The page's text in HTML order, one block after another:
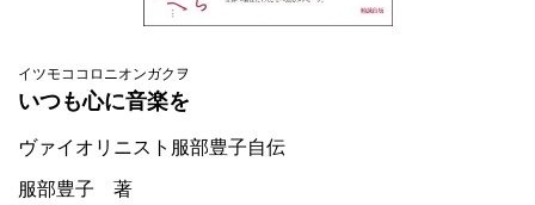
イツモココロニオンガクヲ
いつも心に音楽を
ヴァイオリニスト服部豊子自伝
服部豊子 著